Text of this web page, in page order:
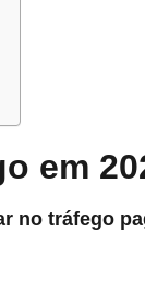
em
no tráfego